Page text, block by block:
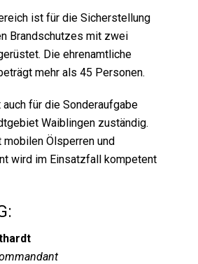
ist für die Sicherstellung
Brandschutzes mit zwei
Die ehrenamtliche
mehr als 45 Personen.
für die Sonderaufgabe
Waiblingen zuständig.
Ölsperren und
wird im Einsatzfall kompetent